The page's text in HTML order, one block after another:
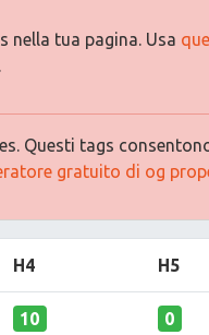
nella tua pagina. Usa
Questi tags
gratuito di og
H4 H5
10 0